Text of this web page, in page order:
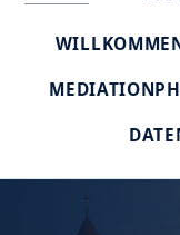
MEDIATION